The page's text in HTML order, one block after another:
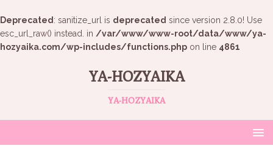
Deprecated : sanitize_url is deprecated since version 2.8.0! Use
esc_url_raw() instead. in /var/www/www-root/data/www/ya-
hozyaika.com/wp-includes/functions.php on line 4861
YA-HOZYAIKA
YA-HOZYAIKA